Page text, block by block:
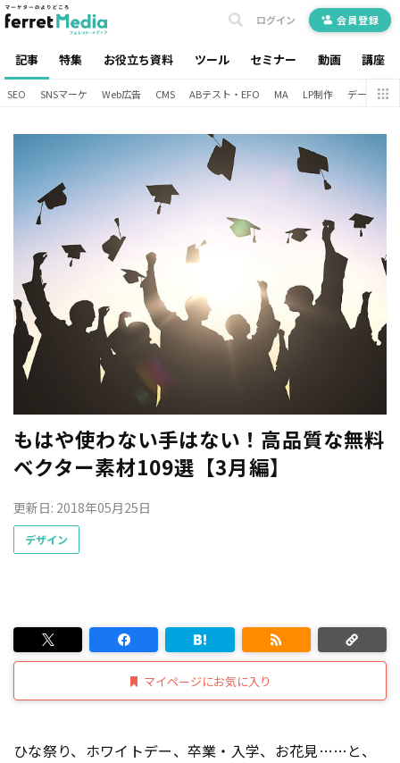
記事 特集 お役立ち資料 ツール セミナー 動画 講座
ログイン 会員登録
SEO SNSマーケ Web広告 CMS ABテスト・EFO MA LP制作 データ分析
もはや使わない手はない！高品質な無料
ベクター素材109選【3月編】
更新日: 2018年05月25日
デザイン
マイページにお気に入り
ひな祭り、ホワイトデー、卒業・入学、お花見……と、